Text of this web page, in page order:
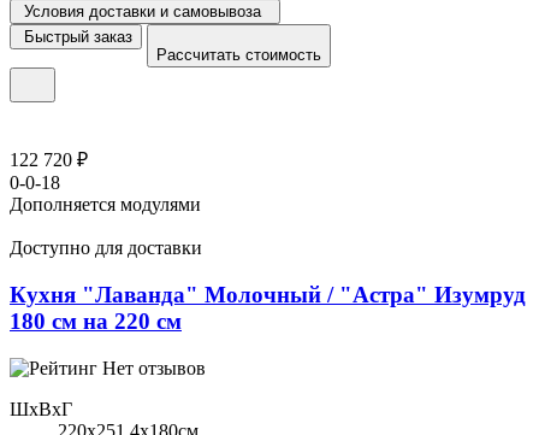
Условия доставки и самовывоза
Быстрый заказ
Рассчитать стоимость
122 720 ₽
0-0-18
Дополняется модулями
Доступно для доставки
Кухня "Лаванда" Молочный / "Астра" Изумруд
180 см на 220 см
Нет отзывов
ШхВхГ
220x251,4х180см